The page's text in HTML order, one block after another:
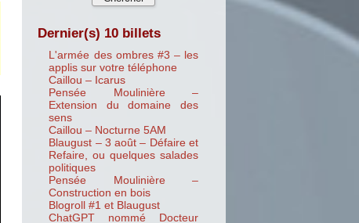
Dernier(s) 10 billets
L'armée des ombres #3 – les
applis sur votre téléphone
Caillou – Icarus
Pensée Moulinière –
Extension du domaine des
sens
Caillou – Nocturne 5AM
Blaugust – 3 août – Défaire et
Refaire, ou quelques salades
politiques
Pensée Moulinière –
Construction en bois
Blogroll #1 et Blaugust
ChatGPT nommé Docteur